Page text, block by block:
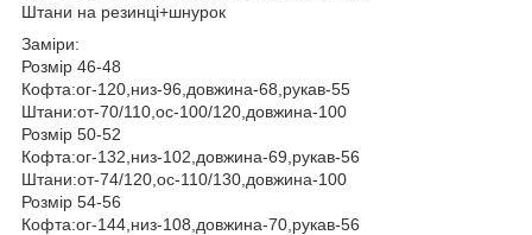
Штани на резинці+шнурок
Заміри:
Розмір 46-48
Кофта:ог-120,низ-96,довжина-68,рукав-55
Штани:от-70/110,ос-100/120,довжина-100
Розмір 50-52
Кофта:ог-132,низ-102,довжина-69,рукав-56
Штани:от-74/120,ос-110/130,довжина-100
Розмір 54-56
Кофта:ог-144,низ-108,довжина-70,рукав-56